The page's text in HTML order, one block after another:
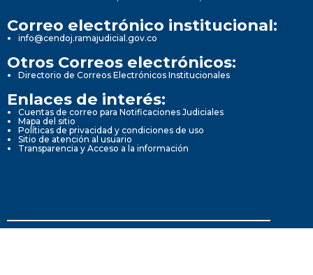
Correo electrónico institucional:
info@cendoj.ramajudicial.gov.co
Otros Correos electrónicos:
Directorio de Correos Electrónicos Institucionales
Enlaces de interés:
Cuentas de correo para Notificaciones Judiciales
Mapa del sitio
Políticas de privacidad y condiciones de uso
Sitio de atención al usuario
Transparencia y Acceso a la información